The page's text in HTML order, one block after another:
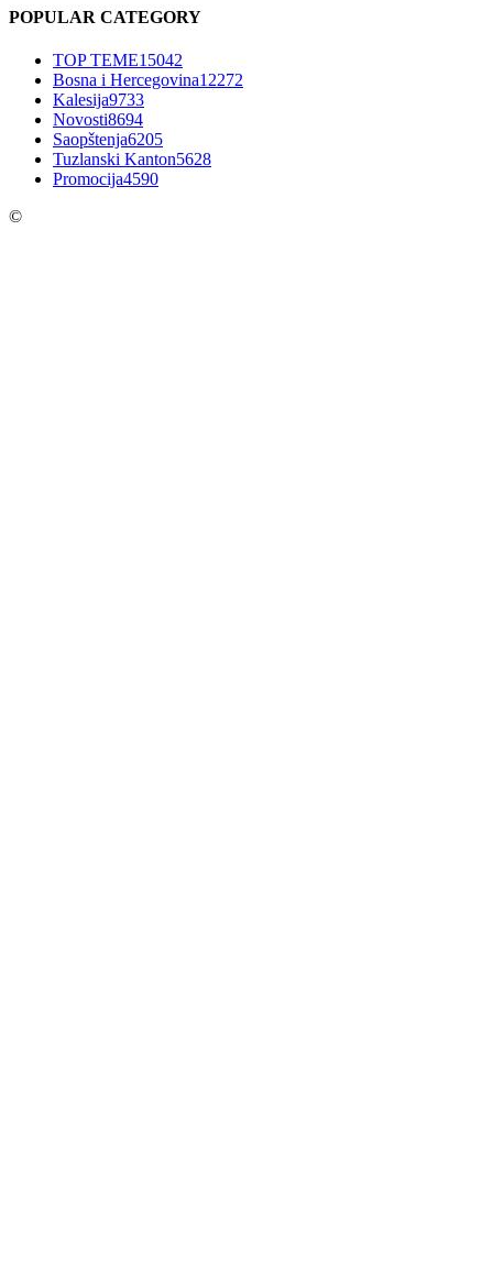
POPULAR CATEGORY
TOP TEME15042
Bosna i Hercegovina12272
Kalesija9733
Novosti8694
Saopštenja6205
Tuzlanski Kanton5628
Promocija4590
©